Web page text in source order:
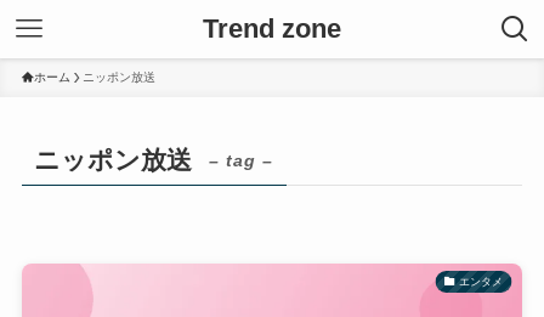
Trend zone
ホーム ニッポン放送
ニッポン放送 – tag –
エンタメ